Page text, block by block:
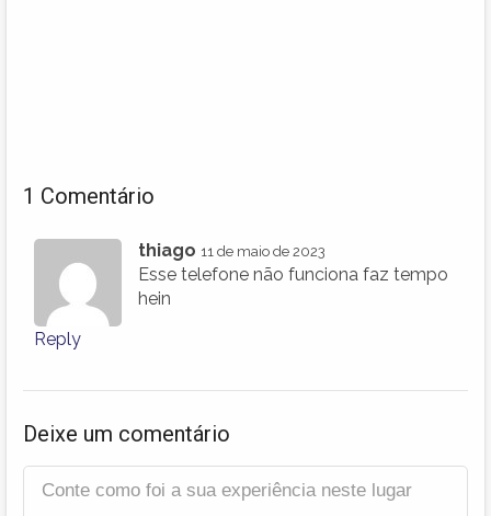
1 Comentário
thiago 11 de maio de 2023
Esse telefone não funciona faz tempo
hein
Reply
Deixe um comentário